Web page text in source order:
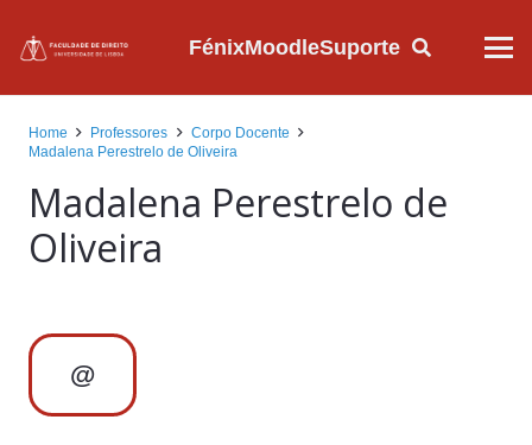
FénixMoodleSuporte
Home Professores
Corpo Docente
Madalena Perestrelo de Oliveira
Madalena Perestrelo de
Oliveira
@